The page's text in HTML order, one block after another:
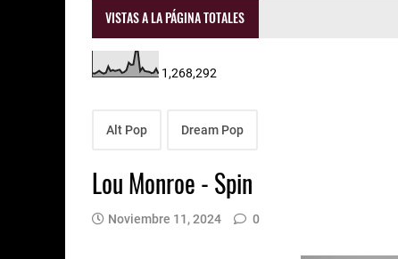
VISTAS A LA PÁGINA TOTALES
1,268,292
Alt Pop Dream Pop
Lou Monroe - Spin
Noviembre 11, 2024 0